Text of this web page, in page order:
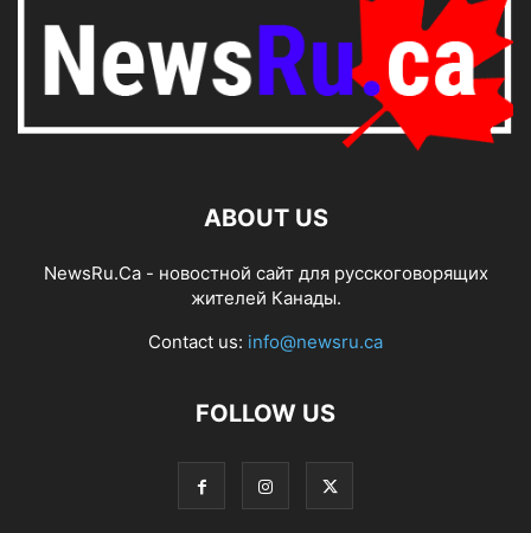
ABOUT US
NewsRu.Ca - новостной сайт для русскоговорящих
жителей Канады.
Contact us: info@newsru.ca
FOLLOW US